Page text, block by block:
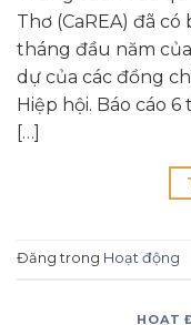
Thơ (CaREA) đã
tháng đầu năm
dự của các đồng
Hiệp hội. Báo cáo
[…]
Đăng trong Hoạt động
HOẠT